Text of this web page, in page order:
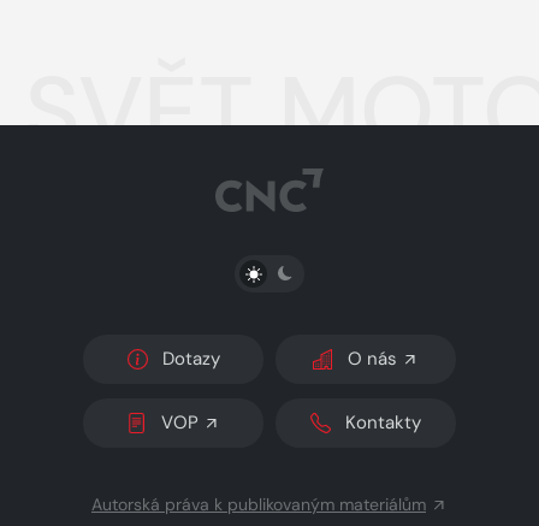
SVĚT
PŘEPNOUT SVĚTLÝ/TMAVÝ REŽIM
Dotazy O nás
VOP Kontakty
Autorská práva k publikovaným materiálům